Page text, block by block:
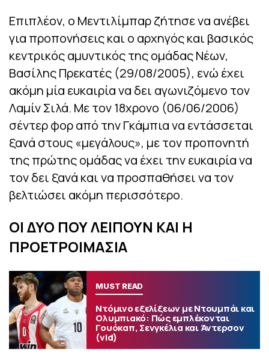
Επιπλέον, ο Μεντιλίμπαρ ζήτησε να ανέβει
για προπονήσεις και ο αρχηγός και βασικός
κεντρικός αμυντικός της ομάδας Νέων,
Βασίλης Πρεκατές (29/08/2005), ενώ έχει
ακόμη μία ευκαιρία να δει αγωνιζόμενο τον
Λαμίν Σιλά. Με τον 18χρονο (06/06/2006)
σέντερ φορ από την Γκάμπια να εντάσσεται
ξανά στους «μεγάλους», με τον προπονητή
της πρώτης ομάδας να έχει την ευκαιρία να
τον δει ξανά και να προσπαθήσει να τον
βελτιώσει ακόμη περισσότερο.
ΟΙ ΔΥΟ ΠΟΥ ΛΕΙΠΟΥΝ ΚΑΙ Η
ΠΡΟΕΤΡΟΙΜΑΣΙΑ
MUST READ
Ντόμινο εξελίξεων με Ντουμπάι και
Ολυμπιακό: Πώς εμπλέκονται
Γουόκαπ, Σενγκέλια και Άντερσον
(vid)